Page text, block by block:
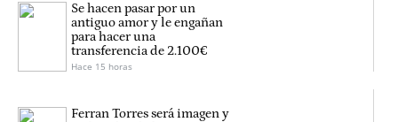
Se hacen pasar por un
antiguo amor y le engañan
para hacer una
transferencia de 2.100€
Hace 15 horas
Ferran Torres será imagen y